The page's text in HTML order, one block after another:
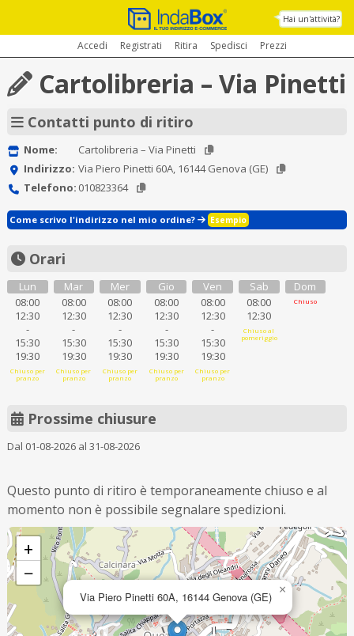
Hai un'attività?
Accedi Registrati Ritira Spedisci Prezzi
Cartolibreria – Via Pinetti
Contatti punto di ritiro
Nome:
Cartolibreria – Via Pinetti
Indirizzo: Via Piero Pinetti 60A, 16144 Genova (GE)
Telefono: 010823364
Come scrivo l'indirizzo nel mio ordine? Esempio
Orari
Lun
08:00
12:30
-
15:30
19:30
Chiuso per
pranzo
Mar
08:00
12:30
-
15:30
19:30
Chiuso per
pranzo
Mer
08:00
12:30
-
15:30
19:30
Chiuso per
pranzo
Gio
08:00
12:30
-
15:30
19:30
Chiuso per
pranzo
Ven
08:00
12:30
-
15:30
19:30
Chiuso per
pranzo
Sab
08:00
12:30
Chiuso al
pomeriggio
Dom
Chiuso
Prossime chiusure
Dal 01-08-2026 al 31-08-2026
Questo punto di ritiro è temporaneamente chiuso e al
momento non è possibile segnalare spedizioni.
Via Piero Pinetti 60A, 16144 Genova (GE) ×
+
−